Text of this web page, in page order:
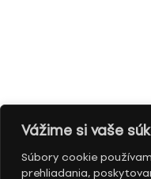
Vážime si vaše
Súbory cookie
prehliadania,